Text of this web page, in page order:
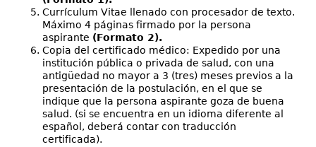
Currículum Vitae llenado con procesador de texto.
Máximo 4 páginas firmado por la persona
aspirante (Formato 2).
Copia del certificado médico: Expedido por una
institución pública o privada de salud, con una
antigüedad no mayor a 3 (tres) meses previos a la
presentación de la postulación, en el que se
indique que la persona aspirante goza de buena
salud. (si se encuentra en un idioma diferente al
español, deberá contar con traducción
certificada).